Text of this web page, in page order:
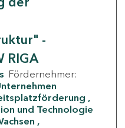
-
RIGA
Fördernehmer:
und Technologie